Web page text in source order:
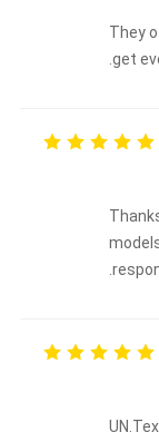
They
get